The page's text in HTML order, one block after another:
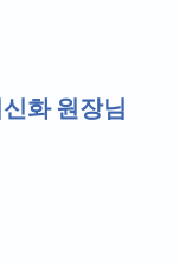
화 원장님